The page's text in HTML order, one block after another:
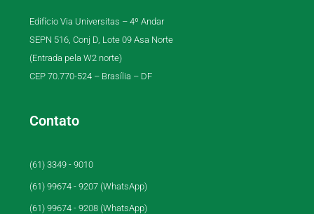
Edifício Via Universitas – 4º Andar
SEPN 516, Conj D, Lote 09 Asa Norte
(Entrada pela W2 norte)
CEP 70.770-524 – Brasília – DF
Contato
(61) 3349 - 9010
(61) 99674 - 9207 (WhatsApp)
(61) 99674 - 9208 (WhatsApp)